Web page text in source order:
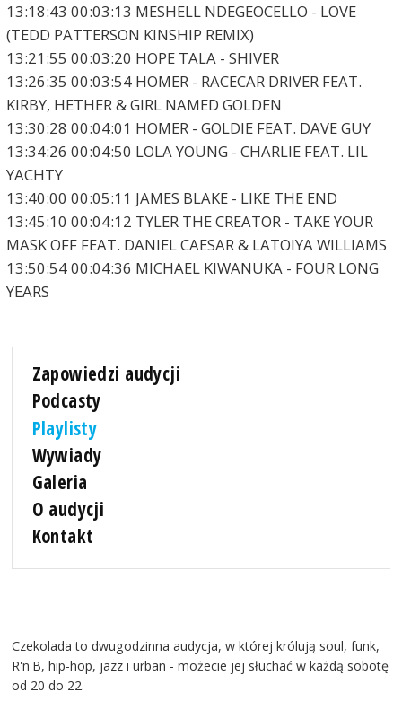
13:18:43 00:03:13 MESHELL NDEGEOCELLO - LOVE
(TEDD PATTERSON KINSHIP REMIX)
13:21:55 00:03:20 HOPE TALA - SHIVER
13:26:35 00:03:54 HOMER - RACECAR DRIVER FEAT.
KIRBY, HETHER & GIRL NAMED GOLDEN
13:30:28 00:04:01 HOMER - GOLDIE FEAT. DAVE GUY
13:34:26 00:04:50 LOLA YOUNG - CHARLIE FEAT. LIL
YACHTY
13:40:00 00:05:11 JAMES BLAKE - LIKE THE END
13:45:10 00:04:12 TYLER THE CREATOR - TAKE YOUR
MASK OFF FEAT. DANIEL CAESAR & LATOIYA WILLIAMS
13:50:54 00:04:36 MICHAEL KIWANUKA - FOUR LONG
YEARS
Zapowiedzi audycji
Podcasty
Playlisty
Wywiady
Galeria
O audycji
Kontakt
Czekolada to dwugodzinna audycja, w której królują soul, funk,
R'n'B, hip-hop, jazz i urban - możecie jej słuchać w każdą sobotę
od 20 do 22.